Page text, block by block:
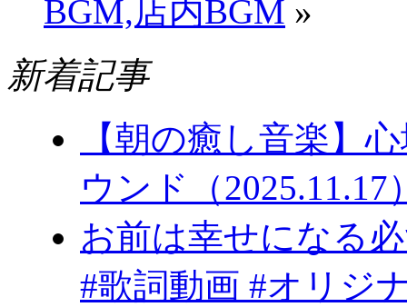
BGM,店内BGM »
新着記事
【朝の癒し音楽】
ウンド（2025.11.17
お前は
#歌詞動画 #オリジ